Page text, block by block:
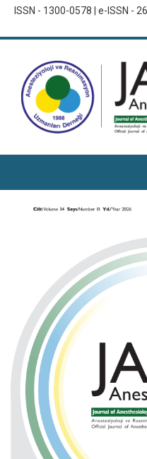
ISSN - 1300-0578 | e-ISSN -